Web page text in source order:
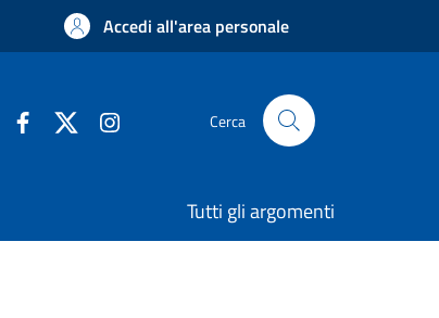
Accedi all'area personale
Cerca
Tutti gli argomenti